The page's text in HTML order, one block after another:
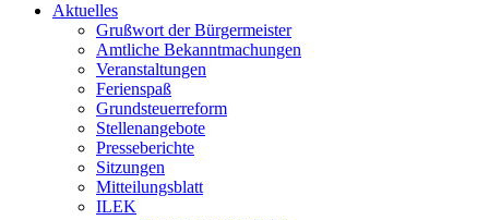
Aktuelles
Grußwort der Bürgermeister
Amtliche Bekanntmachungen
Veranstaltungen
Ferienspaß
Grundsteuerreform
Stellenangebote
Presseberichte
Sitzungen
Mitteilungsblatt
ILEK